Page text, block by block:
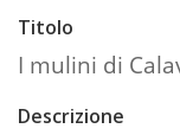
Titolo
I mulini di
Descrizione